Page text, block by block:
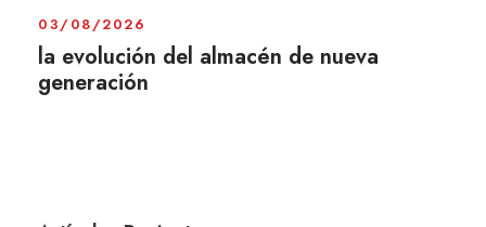
03/08/2026
la evolución del almacén de nueva
generación